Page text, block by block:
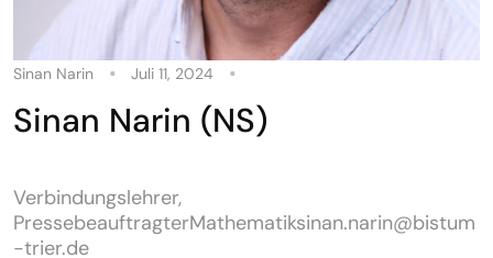
Sinan Narin Juli 11, 2024
Sinan Narin (NS)
Verbindungslehrer,
PressebeauftragterMathematiksinan.narin@bistum
-trier.de